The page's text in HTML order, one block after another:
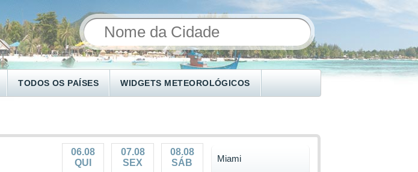
TODOS OS PAÍSES WIDGETS METEOROLÓGICOS
06.08
QUI
07.08
SEX
08.08
SÁB
Miami